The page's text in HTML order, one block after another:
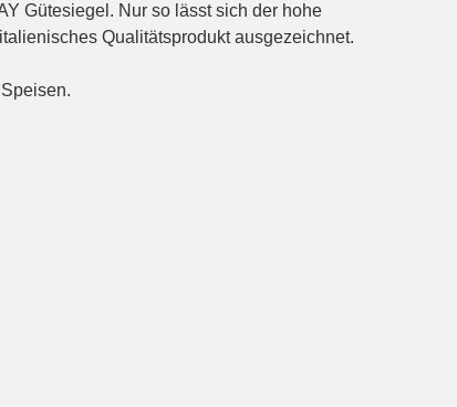
Gütesiegel. Nur so lässt sich der hohe
Qualitätsprodukt ausgezeichnet.